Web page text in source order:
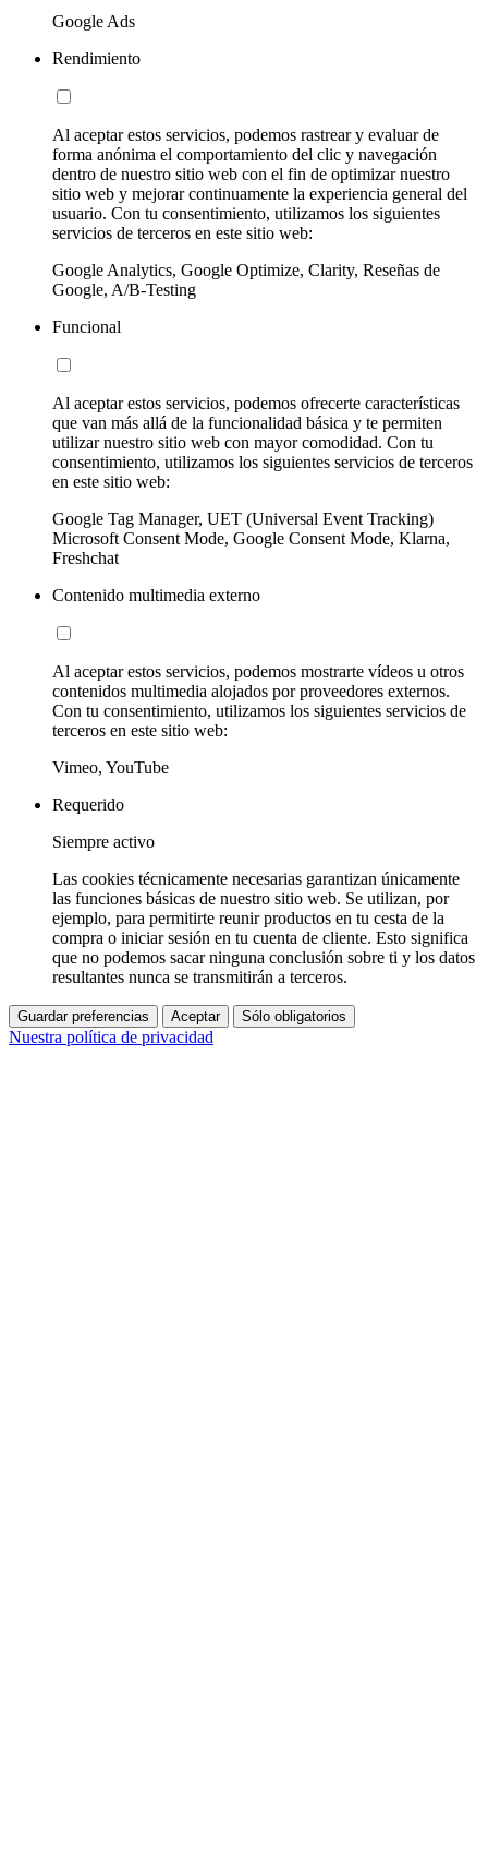
Google Ads
Rendimiento
Al aceptar estos servicios, podemos rastrear y evaluar de
forma anónima el comportamiento del clic y navegación
dentro de nuestro sitio web con el fin de optimizar nuestro
sitio web y mejorar continuamente la experiencia general del
usuario. Con tu consentimiento, utilizamos los siguientes
servicios de terceros en este sitio web:
Google Analytics, Google Optimize, Clarity, Reseñas de
Google, A/B-Testing
Funcional
Al aceptar estos servicios, podemos ofrecerte características
que van más allá de la funcionalidad básica y te permiten
utilizar nuestro sitio web con mayor comodidad. Con tu
consentimiento, utilizamos los siguientes servicios de terceros
en este sitio web:
Google Tag Manager, UET (Universal Event Tracking)
Microsoft Consent Mode, Google Consent Mode, Klarna,
Freshchat
Contenido multimedia externo
Al aceptar estos servicios, podemos mostrarte vídeos u otros
contenidos multimedia alojados por proveedores externos.
Con tu consentimiento, utilizamos los siguientes servicios de
terceros en este sitio web:
Vimeo, YouTube
Requerido
Siempre activo
Las cookies técnicamente necesarias garantizan únicamente
las funciones básicas de nuestro sitio web. Se utilizan, por
ejemplo, para permitirte reunir productos en tu cesta de la
compra o iniciar sesión en tu cuenta de cliente. Esto significa
que no podemos sacar ninguna conclusión sobre ti y los datos
resultantes nunca se transmitirán a terceros.
Guardar preferencias Aceptar Sólo obligatorios
Nuestra política de privacidad